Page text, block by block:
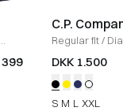
399
C.P.
Regular fit/
Raised Fleece
DKK 1.500
S M L XXL